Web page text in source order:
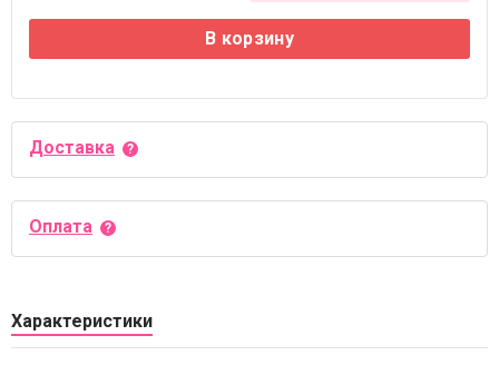
В корзину
Доставка
Оплата
Характеристики